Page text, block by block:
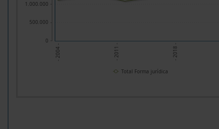
- 2004 - - 2011 - - 2018 -
0
500.000
1.000.000
Total Forma jurídica